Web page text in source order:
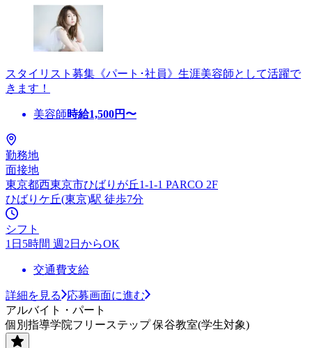
スタイリスト募集《パート･社員》生涯美容師として活躍で
きます！
美容師時給1,500円〜
勤務地
面接地
東京都西東京市ひばりが丘1-1-1 PARCO 2F
ひばりケ丘(東京)駅 徒歩7分
シフト
1日5時間 週2日からOK
交通費支給
詳細を見る
応募画面に進む
アルバイト・パート
個別指導学院フリーステップ 保谷教室(学生対象)